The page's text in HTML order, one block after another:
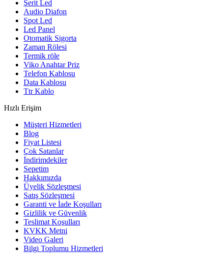
Şerit Led
Audio Diafon
Spot Led
Led Panel
Otomatik Sigorta
Zaman Rölesi
Termik röle
Viko Anahtar Priz
Telefon Kablosu
Data Kablosu
Ttr Kablo
Hızlı Erişim
Müşteri Hizmetleri
Blog
Fiyat Listesi
Çok Satanlar
İndirimdekiler
Sepetim
Hakkımızda
Üyelik Sözleşmesi
Satış Sözleşmesi
Garanti ve İade Koşulları
Gizlilik ve Güvenlik
Teslimat Koşulları
KVKK Metni
Video Galeri
Bilgi Toplumu Hizmetleri